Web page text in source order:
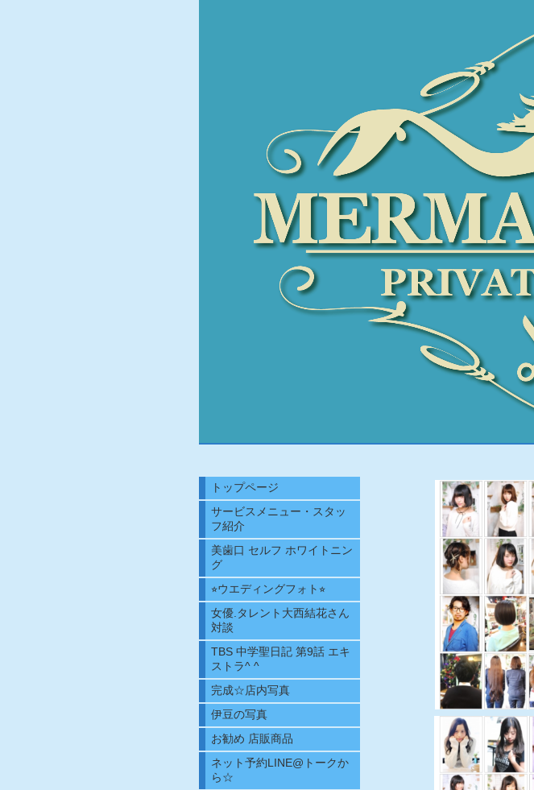
トップページ
サービスメニュー・スタッ
フ紹介
美歯口 セルフ ホワイトニン
グ
⭐︎ウエディングフォト⭐︎
女優.タレント大西結花さん
対談
TBS 中学聖日記 第9話 エキ
ストラ^ ^
完成☆店内写真
伊豆の写真
お勧め 店販商品
ネット予約LINE@トークか
ら☆